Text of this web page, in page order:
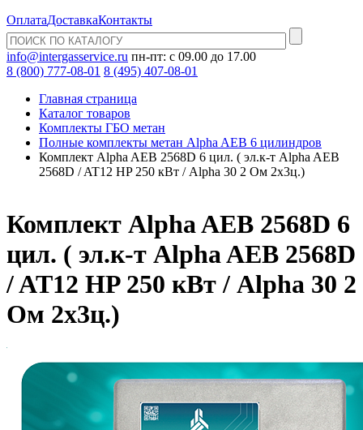
ОплатаДоставкаКонтакты
info@intergasservice.ru пн-пт: с 09.00 до 17.00
8 (800) 777-08-01 8 (495) 407-08-01
Главная страница
Каталог товаров
Комплекты ГБО метан
Полные комплекты метан Alpha AEB 6 цилиндров
Комплект Alpha AEB 2568D 6 цил. ( эл.к-т Alpha AEB
2568D / AT12 HP 250 кВт / Alpha 30 2 Ом 2х3ц.)
Комплект Alpha AEB 2568D 6
цил. ( эл.к-т Alpha AEB 2568D
/ AT12 HP 250 кВт / Alpha 30 2
Ом 2х3ц.)